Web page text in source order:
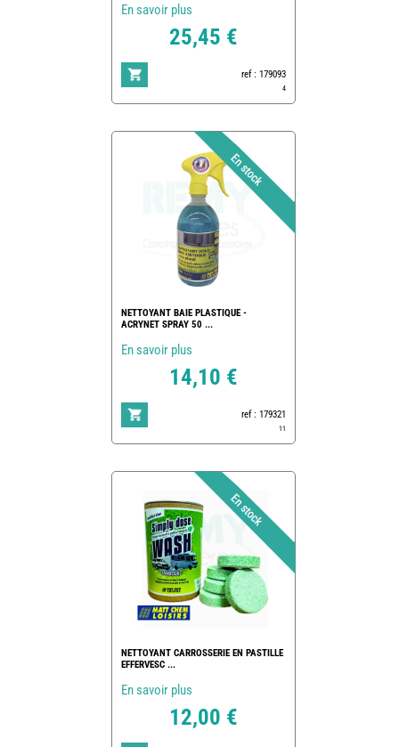
En savoir plus
25,45 €
ref : 179093
4
NETTOYANT BAIE PLASTIQUE -
ACRYNET SPRAY 50 ...
En savoir plus
14,10 €
ref : 179321
11
NETTOYANT CARROSSERIE EN PASTILLE
EFFERVESC ...
En savoir plus
12,00 €